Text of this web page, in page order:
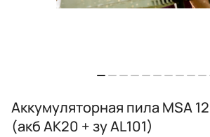
Аккумуляторная пила MSA
(акб АК20 + зу AL101)